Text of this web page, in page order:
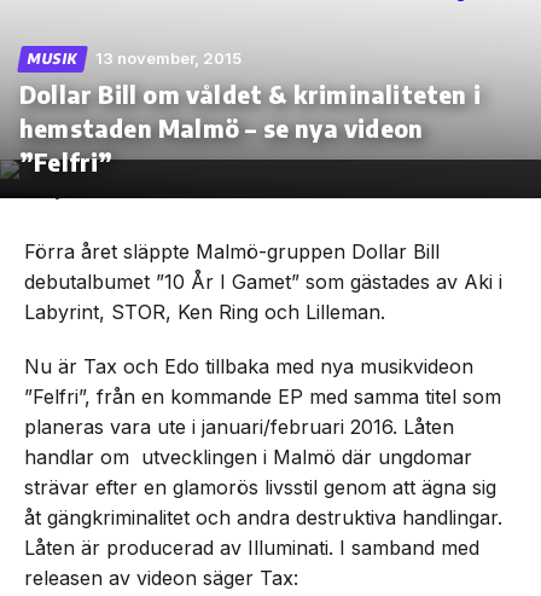
Skip
the
MUSIK 13 november, 2015
Dollar Bill om våldet & kriminaliteten i
hemstaden Malmö – se nya videon
”Felfri”
Förra året släppte Malmö-gruppen Dollar Bill
debutalbumet ”10 År I Gamet” som gästades av Aki i
Labyrint, STOR, Ken Ring och Lilleman.
Nu är Tax och Edo tillbaka med nya musikvideon
”Felfri”, från en kommande EP med samma titel som
planeras vara ute i januari/februari 2016. Låten
handlar om utvecklingen i Malmö där ungdomar
strävar efter en glamorös livsstil genom att ägna sig
åt gängkriminalitet och andra destruktiva handlingar.
Låten är producerad av Illuminati. I samband med
releasen av videon säger Tax: